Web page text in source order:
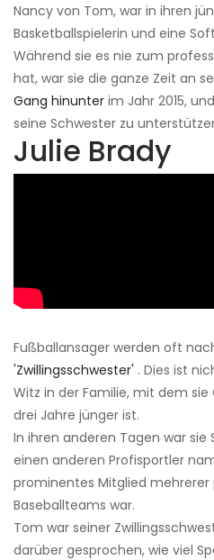
Nancy von Tom, war in ihren
Basketballspielerin und eine
Während sie es nie zum
hat, war sie die ganze Zeit an
Gang hinunter im Jahr 2015,
seine Schwester zu
Julie Brady
Fußballansager werden oft
'Zwillingsschwester' . Dies ist
Witz in der Familie, mit dem
drei Jahre jünger ist.
In ihren anderen Tagen war sie
einen anderen Profisportler
prominentes Mitglied mehrerer
Baseballteams war.
Tom war seiner
darüber gesprochen, wie viel